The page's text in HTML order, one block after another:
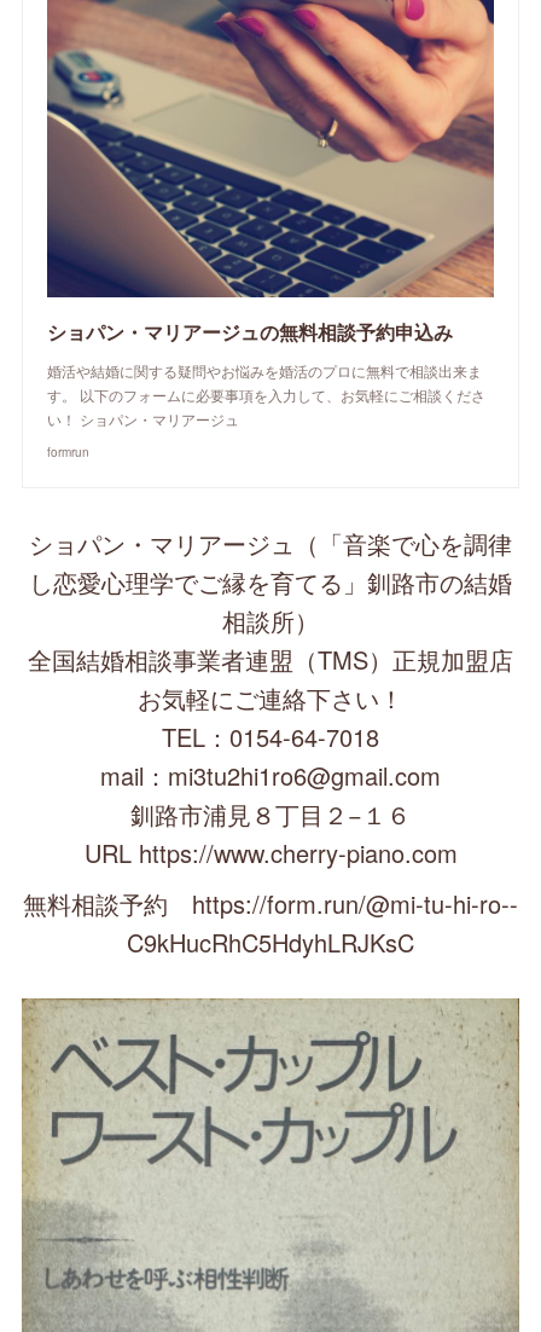
ショパン・マリアージュの無料相談予約申込み
婚活や結婚に関する疑問やお悩みを婚活のプロに無料で相談出来ま
す。 以下のフォームに必要事項を入力して、お気軽にご相談くださ
い！ ショパン・マリアージュ
formrun
ショパン・マリアージュ（「音楽で心を調律
し恋愛心理学でご縁を育てる」釧路市の結婚
相談所）
全国結婚相談事業者連盟（TMS）正規加盟店
お気軽にご連絡下さい！
TEL：0154-64-7018
mail：mi3tu2hi1ro6@gmail.com
釧路市浦見８丁目２−１６
URL https://www.cherry-piano.com
無料相談予約 https://form.run/@mi-tu-hi-ro--
C9kHucRhC5HdyhLRJKsC